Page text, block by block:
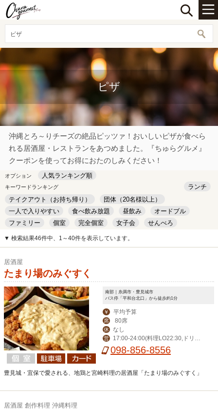
ピザ
ピザ
沖縄とろ～りチーズの絶品ピッツァ！おいしいピザが食べら
れる居酒屋・レストランをあつめました。『ちゅらグルメ』
クーポンを使ってお得におたのしみください！
オプション 人気ランキング順
キーワードランキング
ランチ
テイクアウト（お持ち帰り）
団体（20名様以上）
一人で入りやすい
食べ飲み放題 昼飲み
オードブル
ファミリー
個室 完全個室 女子会
せんべろ
キッズルーム
安い デート
▼ 検索結果46件中、1～40件を表示しています。
居酒屋
たまり場のみぐすく
南部｜糸満市・豊見城市
バス停「平和台北口」から徒歩約1分
￥ 平均予算
席 80席
休 なし
営
17:00-24:00(料理LO22:30,ドリン
クLO23:30）
098-856-8556
豊見城・宜保で愛される、地鶏と宮崎料理の居酒屋「たまり場のみぐすく」
居酒屋 創作料理 沖縄料理